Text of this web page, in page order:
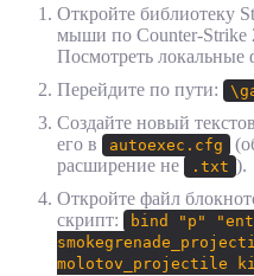
Откройте библиотеку
мыши по Counter-Strike
Посмотреть локальные
Перейдите по пути:
Создайте новый
его в
autoexec.cfg
расширение не
.txt ).
Откройте файл
скрипт:
bind "p"
molotov_projectile